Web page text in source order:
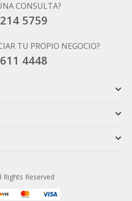
CONSULTA?
5759
TU PROPIO NEGOCIO?
4448
keyboard_arrow_down
keyboard_arrow_down
keyboard_arrow_down
Rights Reserved